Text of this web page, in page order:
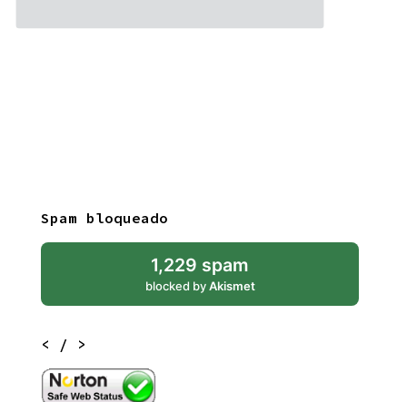
Spam bloqueado
1,229 spam
blocked byAkismet
< / >